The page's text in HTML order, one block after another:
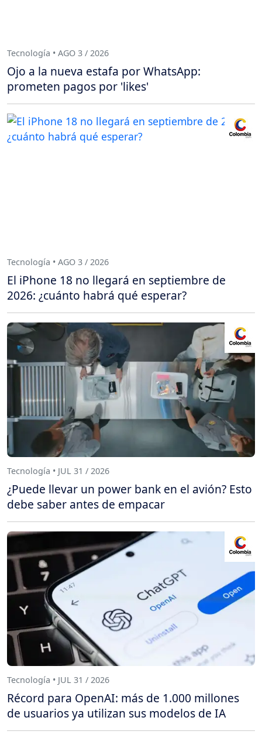
Tecnología • AGO 3 / 2026
Ojo a la nueva estafa por WhatsApp:
prometen pagos por 'likes'
Tecnología • AGO 3 / 2026
El iPhone 18 no llegará en septiembre de
2026: ¿cuánto habrá qué esperar?
Tecnología • JUL 31 / 2026
¿Puede llevar un power bank en el avión? Esto
debe saber antes de empacar
Tecnología • JUL 31 / 2026
Récord para OpenAI: más de 1.000 millones
de usuarios ya utilizan sus modelos de IA